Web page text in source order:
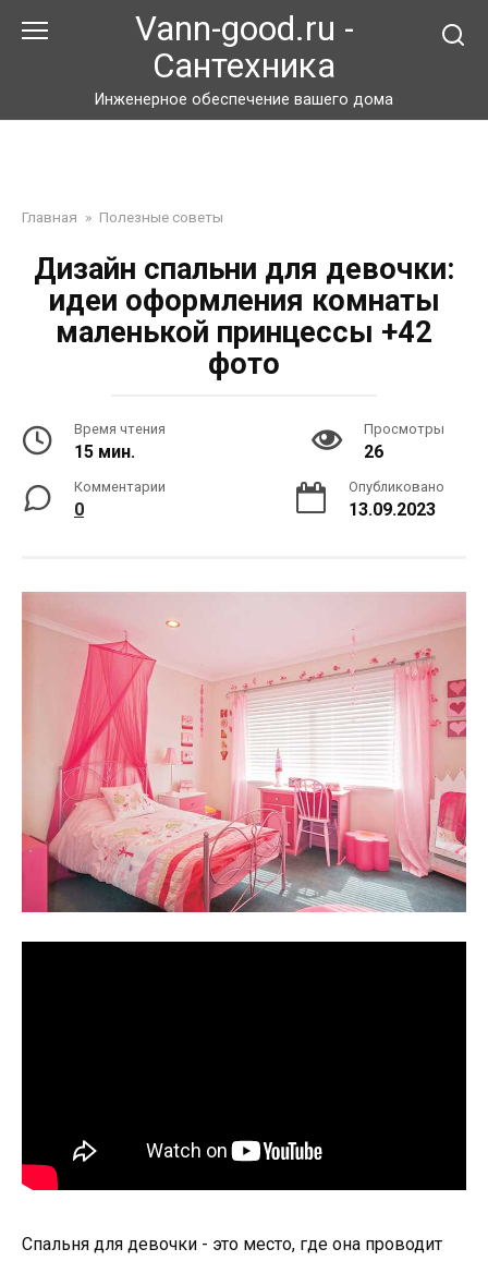
Vann-good.ru -
Сантехника
Инженерное обеспечение вашего дома
Главная » Полезные советы
Дизайн спальни для девочки:
идеи оформления комнаты
маленькой принцессы +42
фото
Время чтения
15 мин.
Просмотры
26
Комментарии
0
Опубликовано
13.09.2023
Спальня для девочки - это место, где она проводит